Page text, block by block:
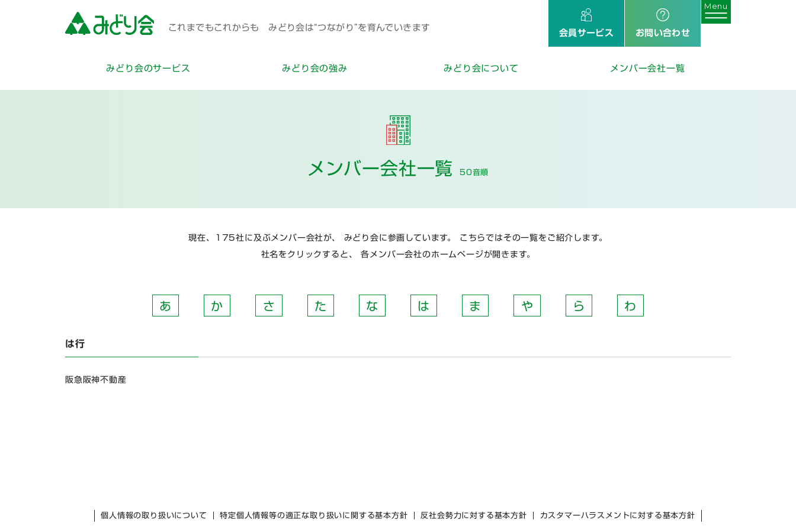
これまでもこれからも みどり会は“つながり”を育んでいきます
会員サービス お問い合わせ
みどり会のサービス みどり会の強み みどり会について メンバー会社一覧
メンバー会社一覧 50音順
現在、175社に及ぶメンバー会社が、 みどり会に参画しています。
こちらではその一覧をご紹介します。
社名をクリックすると、
各メンバー会社のホームページが開きます。
あ か さ た な は ま や ら わ
は行
阪急阪神不動産
個人情報の取り扱いについて 特定個人情報等の適正な取り扱いに関する基本方針 反社会勢力に対する基本方針 カスタマーハラスメントに対する基本方針